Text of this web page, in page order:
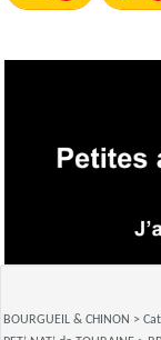
BOURGUEIL & CHINON >